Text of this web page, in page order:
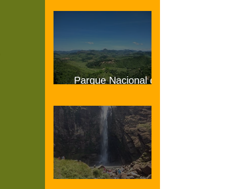
Parque Nacional do